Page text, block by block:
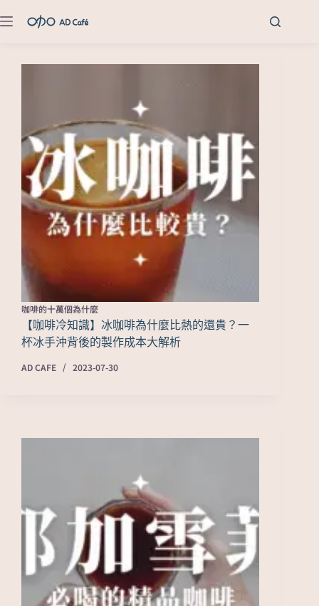
咖啡的十萬個為什麼
【咖啡冷知識】冰咖啡為什麼比熱的還貴？一
杯冰手沖背後的製作成本大解析
AD CAFE 2023-07-30